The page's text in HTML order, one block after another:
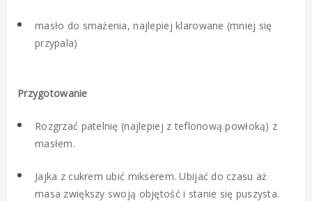
masło do smażenia, najlepiej klarowane (mniej się
przypala)
Przygotowanie
Rozgrzać patelnię (najlepiej z teflonową powłoką) z
masłem.
Jajka z cukrem ubić mikserem. Ubijać do czasu aż
masa zwiększy swoją objętość i stanie się puszysta.